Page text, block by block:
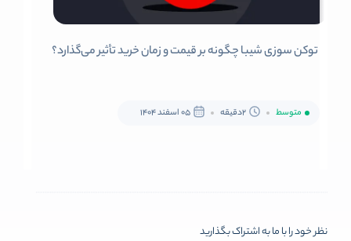
توکن سوزی شیبا چگونه بر قیمت و زمان خرید تأثیر می‌گذارد؟
متوسط 2دقیقه 05 اسفند 1404
نظر خود را با ما به اشتراک بگذارید